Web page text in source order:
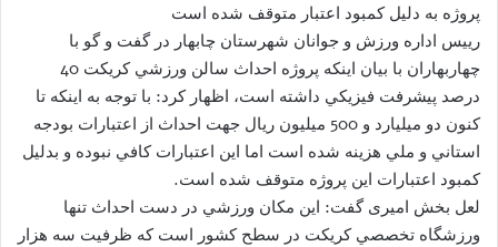
پروژه به دليل كمبود اعتبار متوقف شده است
رييس اداره ورزش و جوانان شهرستان چابهار در گفت و گو با
چهاربهاران با بيان اينكه پروژه احداث سالن ورزشي كريكت 40
درصد پيشرفت فيزيكي داشته است، اظهار كرد: با توجه به اينكه تا
كنون دو ميليارد و 500 ميليون ريال جهت احداث از اعتبارات بودجه
استاني و ملي هزينه شده است اما اين اعتبارات كافي نبوده و بدليل
كمبود اعتبارات اين پروژه متوقف شده است.
لعل بخش امیری گفت: اين مكان ورزشي در دست احداث تنها
ورزشگاه تخصصي كريكت در سطح كشور است كه ظرفيت سه هزار